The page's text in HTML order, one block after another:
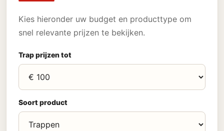
Kies hieronder uw budget en producttype om
snel relevante prijzen te bekijken.
Trap prijzen tot
Soort product